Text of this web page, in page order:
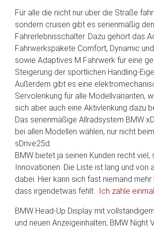
Für alle die nicht nur über die Straße
sondern cruisen gibt es serienmäßig den
Fahrerlebnisschalter. Dazu gehört das
Fahrwerkspakete Comfort, Dynamic
sowie Adaptives M Fahrwerk für eine
Steigerung der sportlichen Handling-
Außerdem gibt es eine
Servolenkung für alle Modellvarianten,
sich aber auch eine Aktivlenkung dazu
Das serienmäßige Allradsystem BMW
bei allen Modellen wählen, nur nicht
sDrive25d.
BMW bietet ja seinen Kunden recht viel,
Innovationen. Die Liste ist lang und von
dabei. Hier kann sich fast niemand
dass irgendetwas fehlt. Ich zähle
BMW Head-Up Display mit
und neuen Anzeigeinhalten; BMW Night